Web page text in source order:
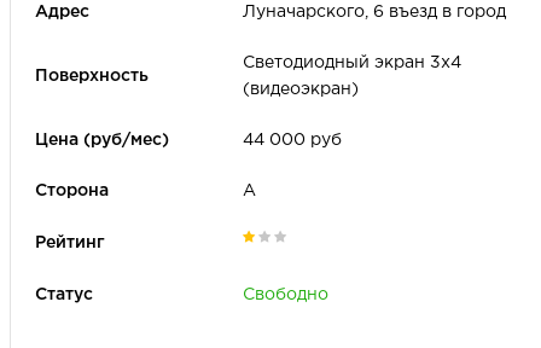
Луначарского, 6 въезд в город
Светодиодный экран 3х4
(видеоэкран)
44 000 руб
А
Свободно